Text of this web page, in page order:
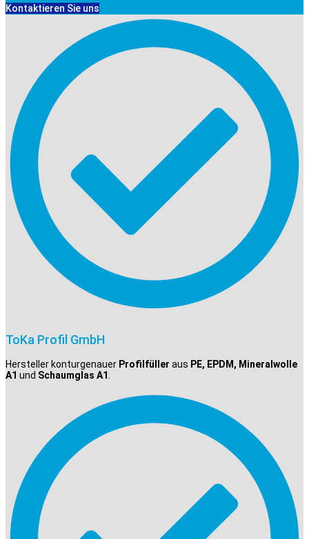
Kontaktieren Sie uns
ToKa Profil GmbH
Hersteller konturgenauer Profilfüller aus PE, EPDM, Mineralwolle
A1 und Schaumglas A1.